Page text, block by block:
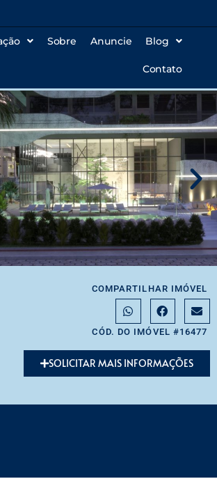
Sobre Anuncie Blog
Contato
COMPARTILHAR IMÓVEL
CÓD. DO IMÓVEL #16477
SOLICITAR MAIS INFORMAÇÕES